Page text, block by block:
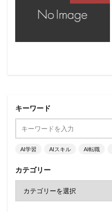
キーワード
AI学習 AIスキル AI転職
カテゴリー